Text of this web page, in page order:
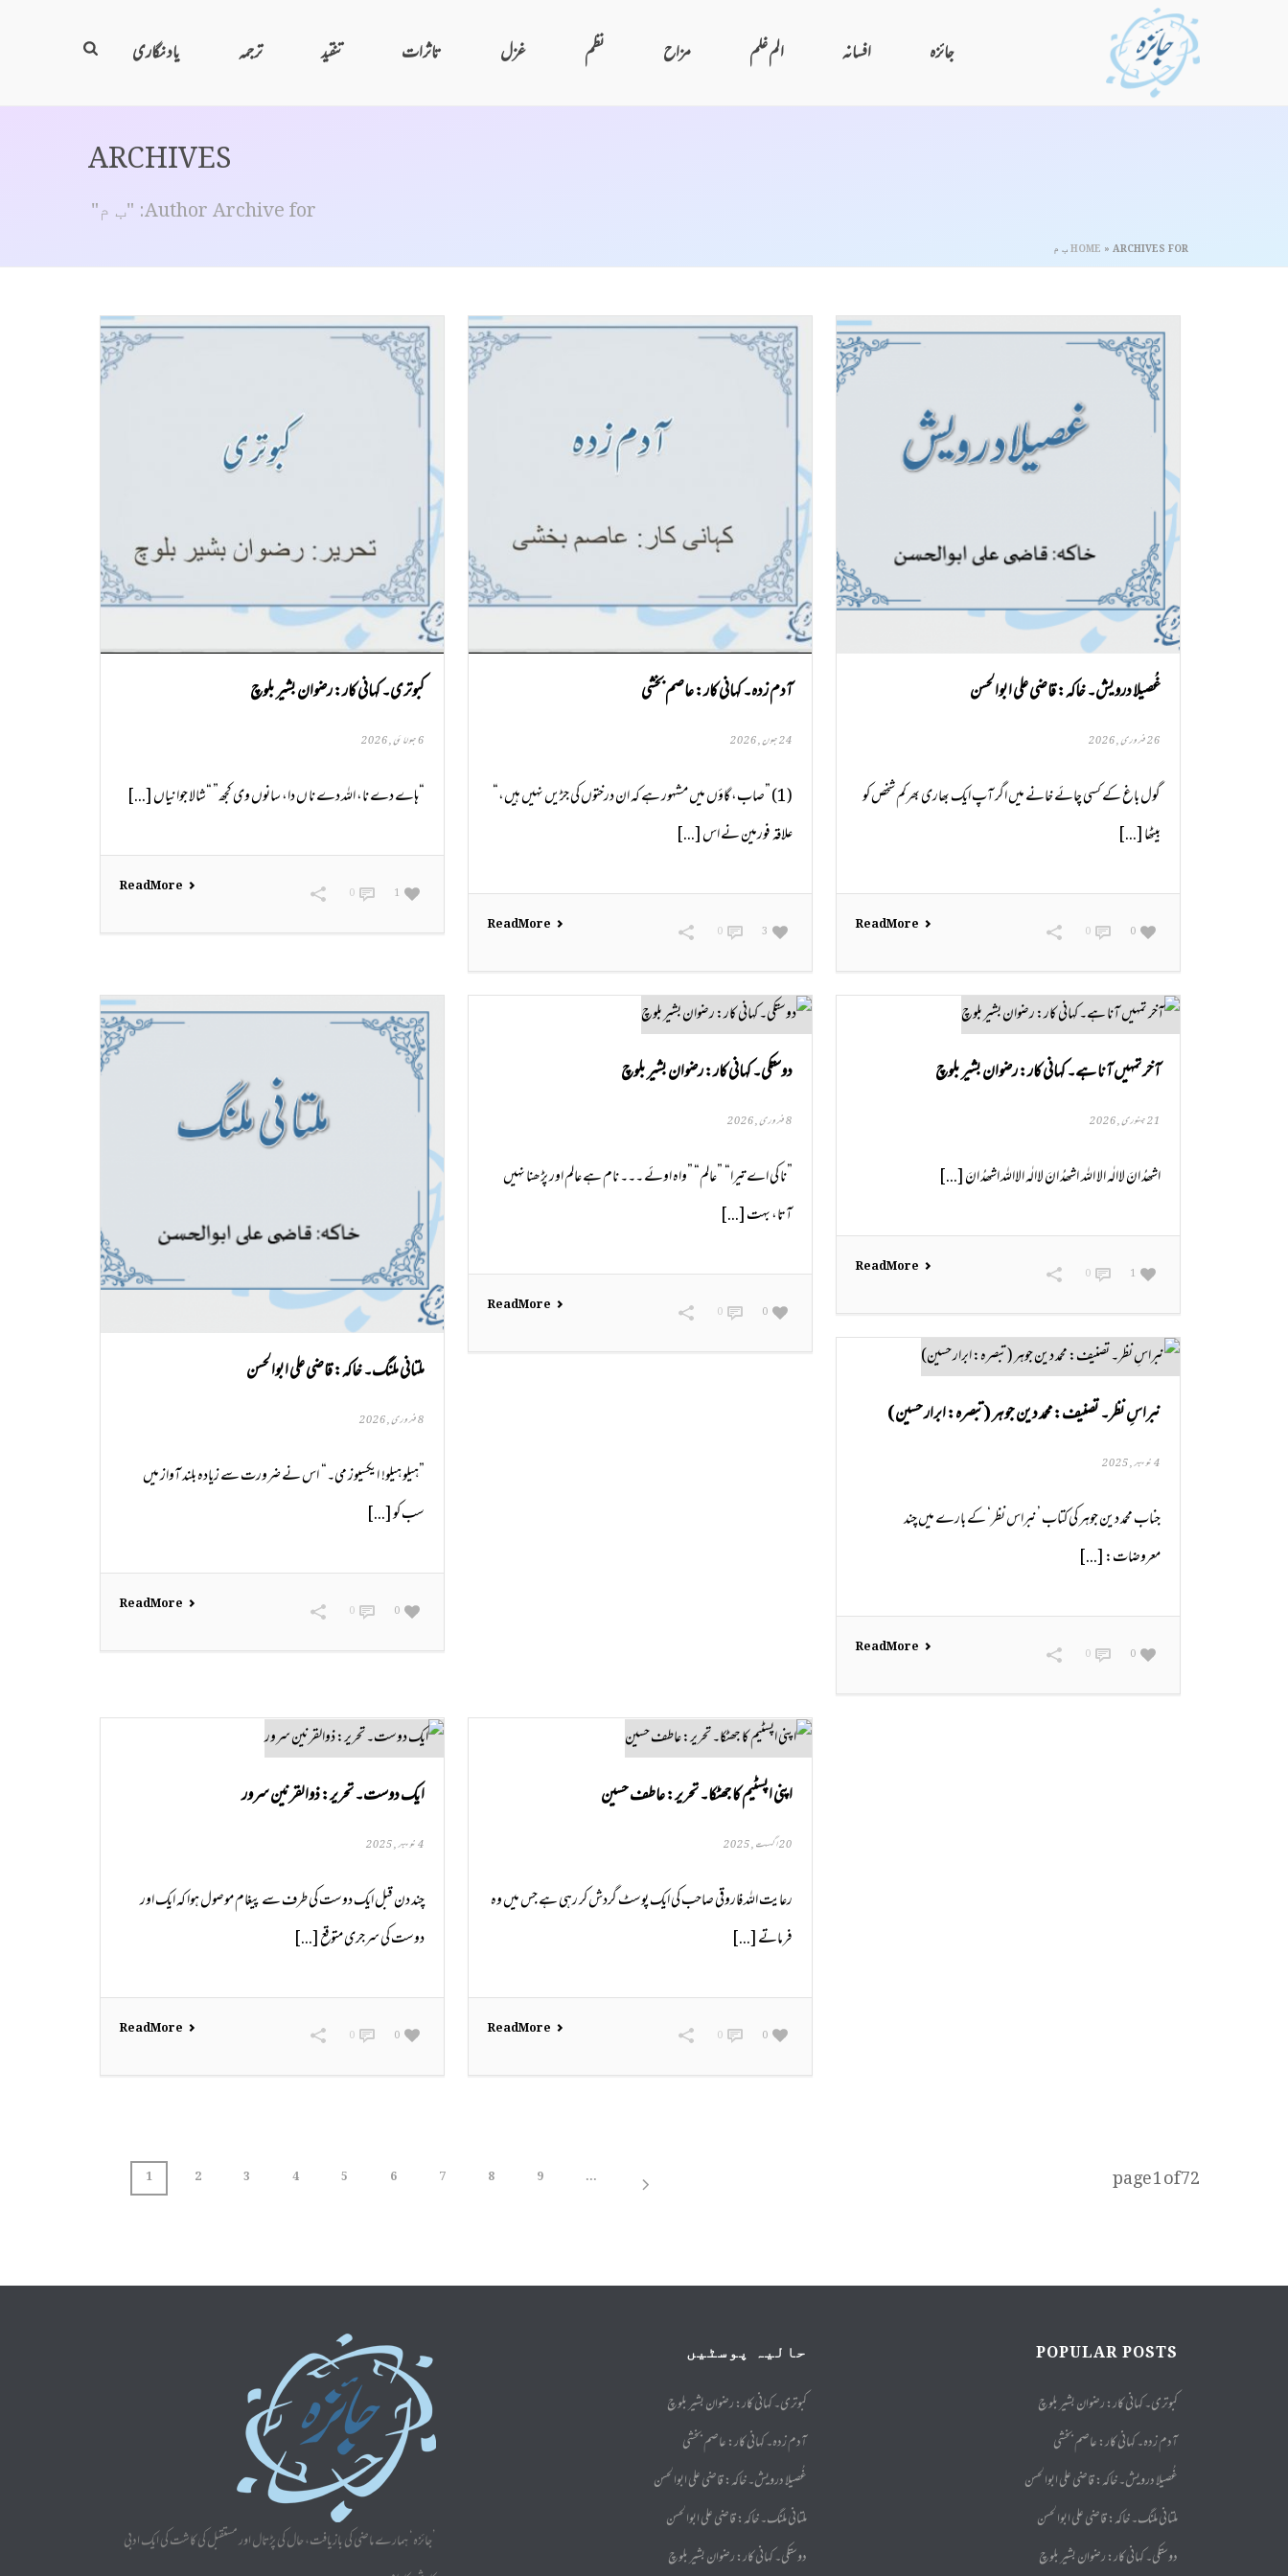
یاد نگاری ترجمہ تنقید تاثرات غزل نظم مزاح الم غلم افسانہ جائزہ
ARCHIVES
Author Archive for: "ب م"
HOME » ARCHIVES FOR ب م
کبوتری۔ کہانی کار: رضوان بشیر بلوچ
6 جولائی, 2026
“ہاے دے نا، اللہ دے نا ں دا، سانوں وی کجھ” “شالا جوانیاں [...]
Read More 1
0
آدم زدہ۔ کہانی کار: عاصم بخشی
24 جون, 2026
(1) ”صاب، گاؤں میں مشہور ہے کہ ان درختوں کی جڑیں نہیں ہیں،“
علاقہ فورمین نے اس [...]
Read More 3
0
غُصیلا درویش۔ خاکہ: قاضی علی ابوالحسن
26 فروری, 2026
گول باغ کے کسی چائے خانے میں اگر آپ ایک بھاری بھرکم شخص کو
بیٹھا [...]
Read More 0
0
ملتانی ملنگ۔ خاکہ: قاضی علی ابوالحسن
8 فروری, 2026
”ہیلو ہیلو! ایکسیوز می۔“ اس نے ضرورت سے زیادہ بلند آواز میں
سب کو [...]
Read More 0
0
دوستکی۔ کہانی کار: رضوان بشیر بلوچ
8 فروری, 2026
”نا کی اے تیرا“ ”عالم“ ”واہ اوئے ۔۔۔ نام ہے عالم اور پڑھنا نہیں
آتا، بہت [...]
Read More 0
0
آخر تمہیں آنا ہے۔ کہانی کار: رضوان بشیر بلوچ
21 جنوری, 2026
اشھدُ انَ لاالٰہ الا اللہ اشھدُ انَ لاالٰہ الااللہ اشھدُ انَ [...]
Read More 1
0
نبراسِ نظر۔ تصنیف: محمد دین جوہر (تبصرہ: ابرار حسین)
4 نومبر, 2025
جناب محمد دین جوہر کی کتاب ’نبراس نظر‘ کے بارے میں چند
معروضات: [...]
Read More 0
0
ایک دوست۔ تحریر: ذوالقرنین سرور
4 نومبر, 2025
چند دن قبل ایک دوست کی طرف سے پیغام موصول ہوا کہ ایک اور
دوست کی سرجری متوقع [...]
Read More 0
0
اپنی اپسٹیم کا جھٹکا۔ تحریر: عاطف حسین
20 اگست, 2025
رعایت اللہ فاروقی صاحب کی ایک پوسٹ گردش کر رہی ہے جس میں وہ
فرماتے [...]
Read More 0
0
1 2 3 4 5 6 7 8 9 ... page1of72
’جائزہ‘ ہمارے ماضی کی بازیافت، حال کی پڑتال اور مستقبل کی کاشت کی ایک ادبی
حالیہ پوسٹیں
کبوتری۔ کہانی کار: رضوان بشیر بلوچ
آدم زدہ۔ کہانی کار: عاصم بخشی
غُصیلا درویش۔ خاکہ: قاضی علی ابوالحسن
ملتانی ملنگ۔ خاکہ: قاضی علی ابوالحسن
دوستکی۔ کہانی کار: رضوان بشیر بلوچ
POPULAR POSTS
کبوتری۔ کہانی کار: رضوان بشیر بلوچ
آدم زدہ۔ کہانی کار: عاصم بخشی
غُصیلا درویش۔ خاکہ: قاضی علی ابوالحسن
ملتانی ملنگ۔ خاکہ: قاضی علی ابوالحسن
دوستکی۔ کہانی کار: رضوان بشیر بلوچ